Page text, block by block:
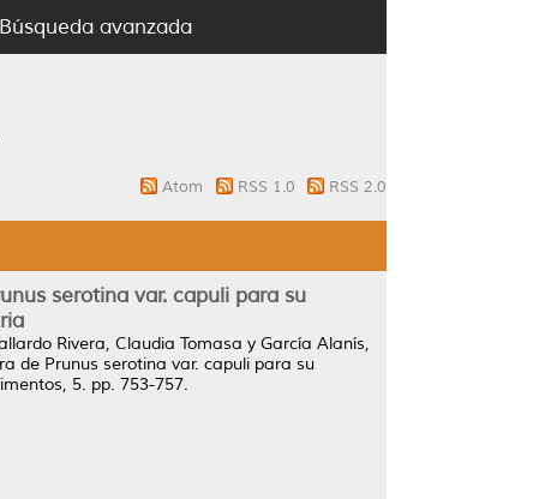
Búsqueda avanzada
Atom RSS 1.0 RSS 2.0
serotina var. capuli para su
Rivera, Claudia Tomasa y García Alanís,
de Prunus serotina var. capuli para su
5. pp. 753-757.